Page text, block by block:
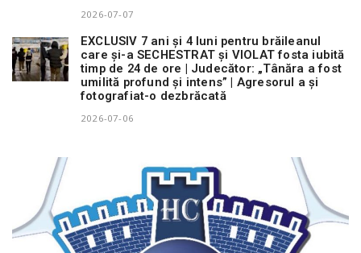
2026-07-07
EXCLUSIV 7 ani și 4 luni pentru brăileanul
care și-a SECHESTRAT și VIOLAT fosta iubită
timp de 24 de ore | Judecător: „Tânăra a fost
umilită profund și intens” | Agresorul a și
fotografiat-o dezbrăcată
2026-07-06